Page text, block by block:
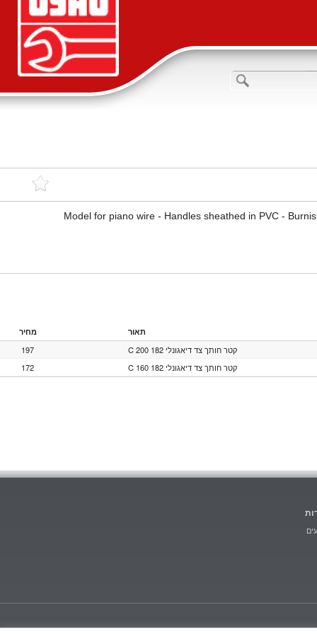
Model for piano wire - Handles sheathed in PVC -
תאור מחיר
קטר חותך צד דיאגונלי 182 C 200
197
קטר חותך צד דיאגונלי 182 C 160
172